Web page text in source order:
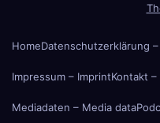
HomeDatenschutzerklärung –
Impressum – ImprintKontakt
Mediadaten – Media data